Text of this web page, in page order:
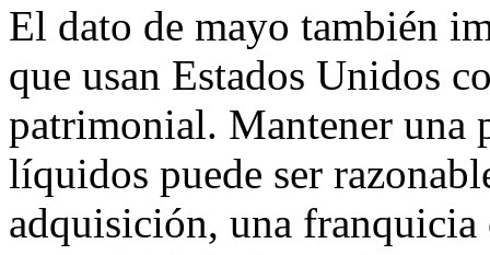
El dato de mayo también
que usan Estados Unidos
patrimonial. Mantener una
líquidos puede ser
adquisición, una